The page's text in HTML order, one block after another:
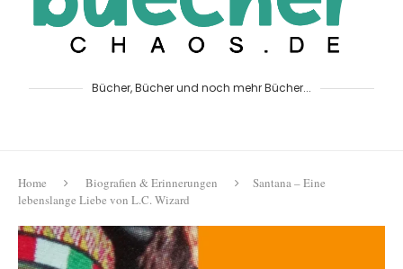
Bücher, Bücher und noch mehr Bücher...
Home Biografien & Erinnerungen
Santana – Eine
lebenslange Liebe von L.C. Wizard